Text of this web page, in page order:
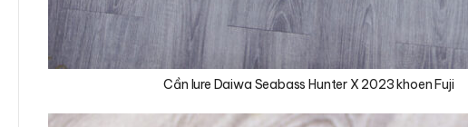
Cần lure Daiwa Seabass Hunter X 2023 khoen Fuji